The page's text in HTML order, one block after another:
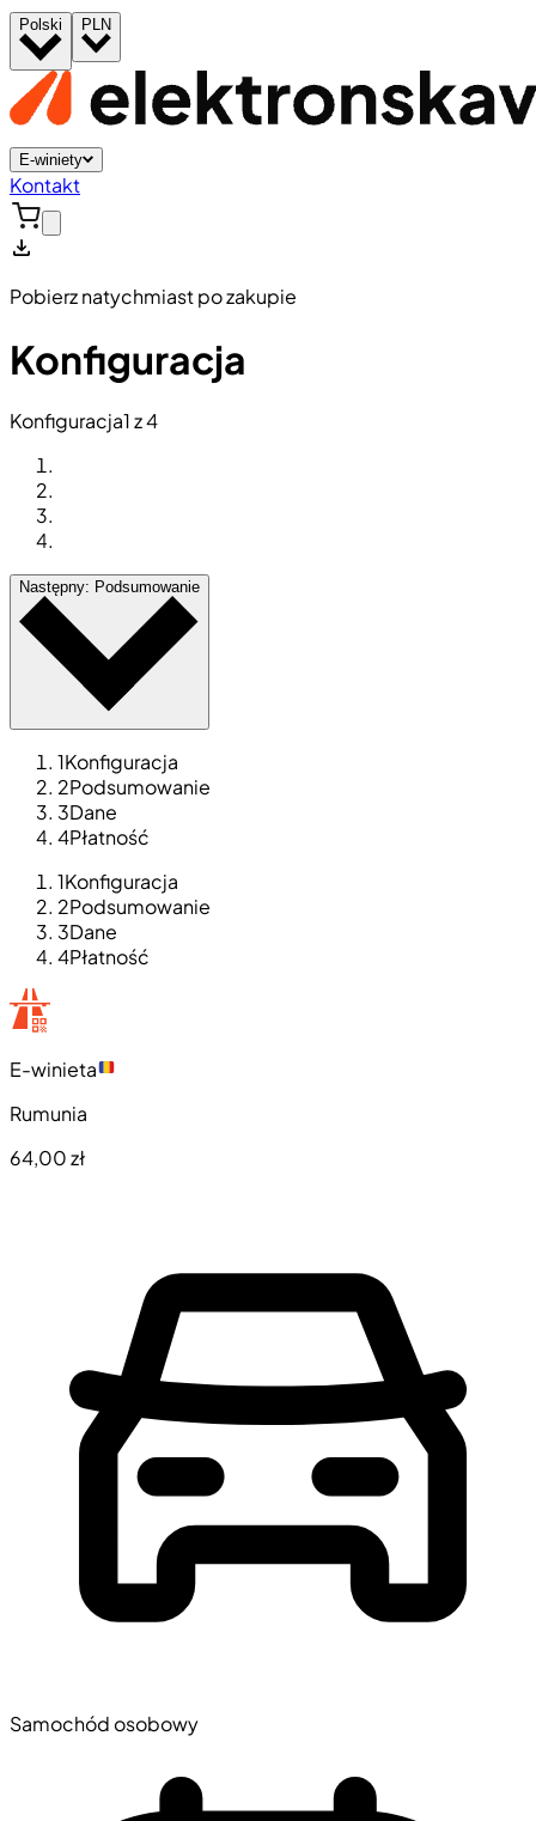
Polski PLN
E-winiety
Kontakt
Pobierz natychmiast po zakupie
Konfiguracja
Konfiguracja1 z 4
Następny: Podsumowanie
1Konfiguracja
2Podsumowanie
3Dane
4Płatność
1Konfiguracja
2Podsumowanie
3Dane
4Płatność
E-winieta
Rumunia
64,00 zł
Samochód osobowy